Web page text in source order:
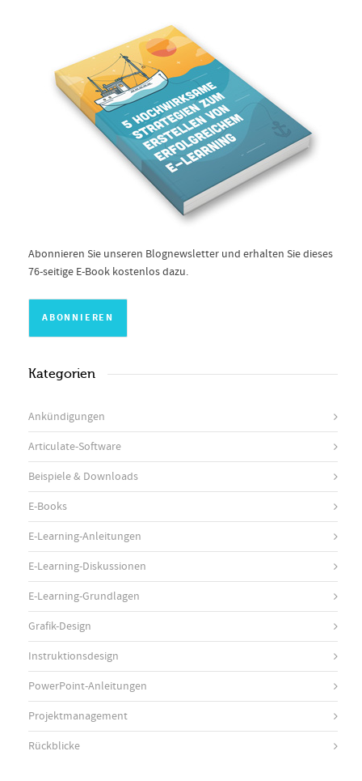
Abonnieren Sie unseren Blognewsletter und erhalten Sie dieses
76-seitige E-Book kostenlos dazu.
Kategorien
Ankündigungen
Articulate-Software
Beispiele & Downloads
E-Books
E-Learning-Anleitungen
E-Learning-Diskussionen
E-Learning-Grundlagen
Grafik-Design
Instruktionsdesign
PowerPoint-Anleitungen
Projektmanagement
Rückblicke